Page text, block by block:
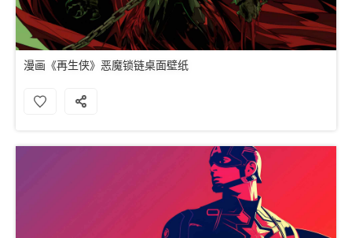
漫画《再生侠》恶魔锁链桌面壁纸